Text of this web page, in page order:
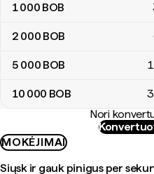
1 000 BOB
2 000 BOB
5 000 BOB
10 000 BOB
Nori
MOKĖJIMAI
Siųsk ir gauk pinigus per